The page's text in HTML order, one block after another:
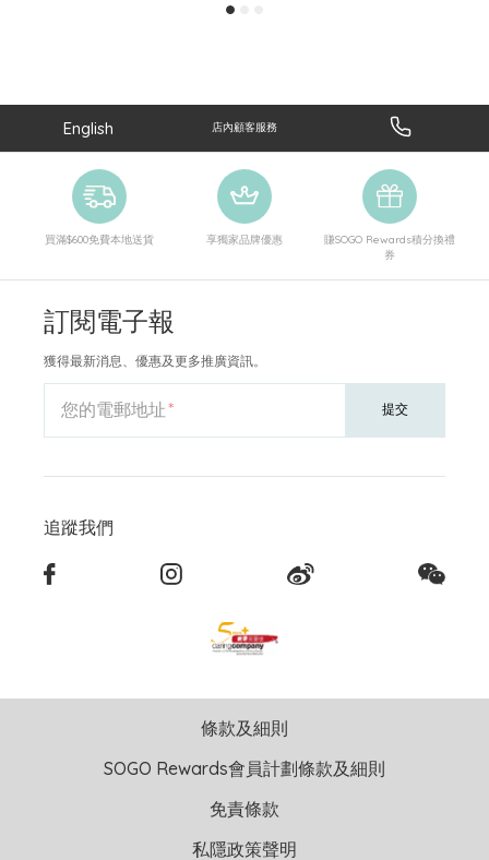
English 店內顧客服務
買滿$600免費本地送貨 享獨家品牌優惠
賺SOGO Rewards積分換禮
券
訂閱電子報
獲得最新消息、優惠及更多推廣資訊。
您的電郵地址 提交
追蹤我們
條款及細則
SOGO Rewards會員計劃條款及細則
免責條款
私隱政策聲明